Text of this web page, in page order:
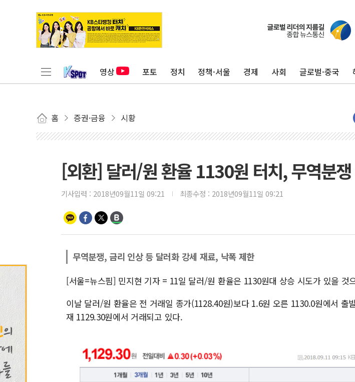
영상 포토 정치 정책·서울 경제 사회 글로벌·중국
홈 증권·금융 시황
[외환] 달러/원 환율 1130원 터치, 무역분
기사입력 : 2018년09월11일 09:21 최종수정 : 2018년09월11일 09:21
무역분쟁, 금리 인상 등 달러화 강세 재료, 낙폭 제한
[서울=뉴스핌] 민지현 기자 = 11일 달러/원 환율은 1130원대 상승 시도가 있을 것
이날 달러/원 환율은 전 거래일 종가(1128.40원)보다 1.6원 오른 1130.0원에서 출
재 1129.30원에서 거래되고 있다.